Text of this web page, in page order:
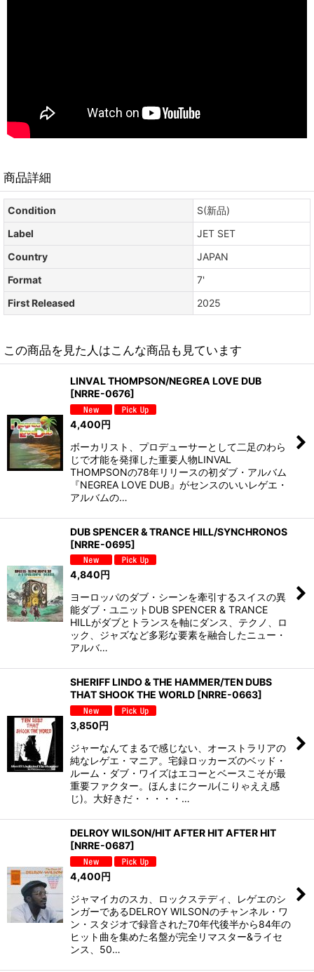
商品詳細
Condition
S(新品)
Label
JET SET
Country
JAPAN
Format
7'
First Released
2025
この商品を見た人はこんな商品も見ています
LINVAL THOMPSON/NEGREA LOVE DUB
[NRRE-0676]
4,400円
ボーカリスト、プロデューサーとして二足のわら
じで才能を発揮した重要人物LINVAL
THOMPSONの78年リリースの初ダブ・アルバム
『NEGREA LOVE DUB』がセンスのいいレゲエ・
アルバムの…
DUB SPENCER & TRANCE HILL/SYNCHRONOS
[NRRE-0695]
4,840円
ヨーロッパのダブ・シーンを牽引するスイスの異
能ダブ・ユニットDUB SPENCER & TRANCE
HILLがダブとトランスを軸にダンス、テクノ、ロ
ック、ジャズなど多彩な要素を融合したニュー・
アルバ…
SHERIFF LINDO & THE HAMMER/TEN DUBS
THAT SHOOK THE WORLD [NRRE-0663]
3,850円
ジャーなんてまるで感じない、オーストラリアの
純なレゲエ・マニア。宅録ロッカーズのベッド・
ルーム・ダブ・ワイズはエコーとベースこそが最
重要ファクター。ほんまにクール(こりゃええ感
じ)。大好きだ・・・・・…
DELROY WILSON/HIT AFTER HIT AFTER HIT
[NRRE-0687]
4,400円
ジャマイカのスカ、ロックステディ、レゲエのシ
ンガーであるDELROY WILSONのチャンネル・ワ
ン・スタジオで録音された70年代後半から84年の
ヒット曲を集めた名盤が完全リマスター&ライセ
ンス、50…